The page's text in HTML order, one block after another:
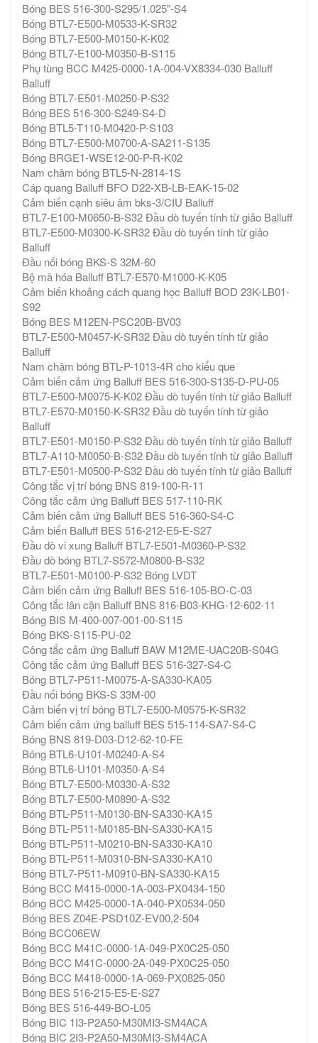
Bóng BES 516-300-S295/1.025"-S4
Bóng BTL7-E500-M0533-K-SR32
Bóng BTL7-E500-M0150-K-K02
Bóng BTL7-E100-M0350-B-S115
Phụ tùng BCC M425-0000-1A-004-VX8334-030 Balluff
Balluff
Bóng BTL7-E501-M0250-P-S32
Bóng BES 516-300-S249-S4-D
Bóng BTL5-T110-M0420-P-S103
Bóng BTL7-E500-M0700-A-SA211-S135
Bóng BRGE1-WSE12-00-P-R-K02
Nam châm bóng BTL5-N-2814-1S
Cáp quang Balluff BFO D22-XB-LB-EAK-15-02
Cảm biến cạnh siêu âm bks-3/CIU Balluff
BTL7-E100-M0650-B-S32 Đầu dò tuyến tính từ giảo Balluff
BTL7-E500-M0300-K-SR32 Đầu dò tuyến tính từ giảo
Balluff
Đầu nối bóng BKS-S 32M-60
Bộ mã hóa Balluff BTL7-E570-M1000-K-K05
Cảm biến khoảng cách quang học Balluff BOD 23K-LB01-
S92
Bóng BES M12EN-PSC20B-BV03
BTL7-E500-M0457-K-SR32 Đầu dò tuyến tính từ giảo
Balluff
Nam châm bóng BTL-P-1013-4R cho kiểu que
Cảm biến cảm ứng Balluff BES 516-300-S135-D-PU-05
BTL7-E500-M0075-K-K02 Đầu dò tuyến tính từ giảo Balluff
BTL7-E570-M0150-K-SR32 Đầu dò tuyến tính từ giảo
Balluff
BTL7-E501-M0150-P-S32 Đầu dò tuyến tính từ giảo Balluff
BTL7-A110-M0050-B-S32 Đầu dò tuyến tính từ giảo Balluff
BTL7-E501-M0500-P-S32 Đầu dò tuyến tính từ giảo Balluff
Công tắc vị trí bóng BNS 819-100-R-11
Công tắc cảm ứng Balluff BES 517-110-RK
Cảm biến cảm ứng Balluff BES 516-360-S4-C
Cảm biến Balluff BES 516-212-E5-E-S27
Đầu dò vi xung Balluff BTL7-E501-M0360-P-S32
Đầu dò bóng BTL7-S572-M0800-B-S32
BTL7-E501-M0100-P-S32 Bóng LVDT
Cảm biến cảm ứng Balluff BES 516-105-BO-C-03
Công tắc lân cận Balluff BNS 816-B03-KHG-12-602-11
Bóng BIS M-400-007-001-00-S115
Bóng BKS-S115-PU-02
Công tắc cảm ứng Balluff BAW M12ME-UAC20B-S04G
Công tắc cảm ứng Balluff BES 516-327-S4-C
Bóng BTL7-P511-M0075-A-SA330-KA05
Đầu nối bóng BKS-S 33M-00
Cảm biến vị trí bóng BTL7-E500-M0575-K-SR32
Cảm biến cảm ứng balluff BES 515-114-SA7-S4-C
Bóng BNS 819-D03-D12-62-10-FE
Bóng BTL6-U101-M0240-A-S4
Bóng BTL6-U101-M0350-A-S4
Bóng BTL7-E500-M0330-A-S32
Bóng BTL7-E500-M0890-A-S32
Bóng BTL-P511-M0130-BN-SA330-KA15
Bóng BTL-P511-M0185-BN-SA330-KA15
Bóng BTL-P511-M0210-BN-SA330-KA10
Bóng BTL-P511-M0310-BN-SA330-KA10
Bóng BTL7-P511-M0910-BN-SA330-KA15
Bóng BCC M415-0000-1A-003-PX0434-150
Bóng BCC M425-0000-1A-040-PX0534-050
Bóng BES Z04E-PSD10Z-EV00,2-504
Bóng BCC06EW
Bóng BCC M41C-0000-1A-049-PX0C25-050
Bóng BCC M41C-0000-2A-049-PX0C25-050
Bóng BCC M418-0000-1A-069-PX0825-050
Bóng BES 516-215-E5-E-S27
Bóng BES 516-449-BO-L05
Bóng BIC 1I3-P2A50-M30MI3-SM4ACA
Bóng BIC 2I3-P2A50-M30MI3-SM4ACA